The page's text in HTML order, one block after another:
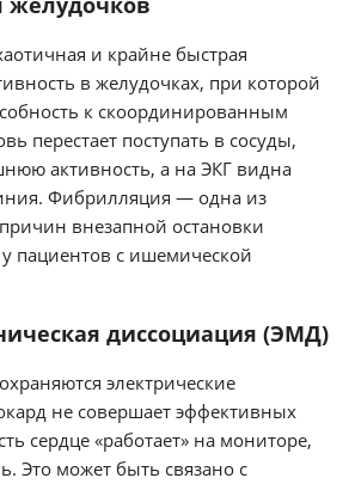
и крайне быстрая
в желудочках, при которой
к скоординированным
перестает поступать в сосуды,
активность, а на ЭКГ видна
Фибрилляция — одна из
внезапной остановки
пациентов с ишемической
диссоциация (ЭМД)
электрические
не совершает эффективных
сердце «работает» на мониторе,
Это может быть связано с